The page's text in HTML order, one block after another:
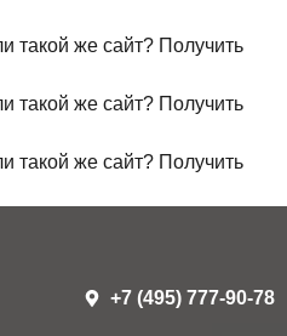
такой же сайт? Получить
такой же сайт? Получить
такой же сайт? Получить
+7 (495) 777-90-78